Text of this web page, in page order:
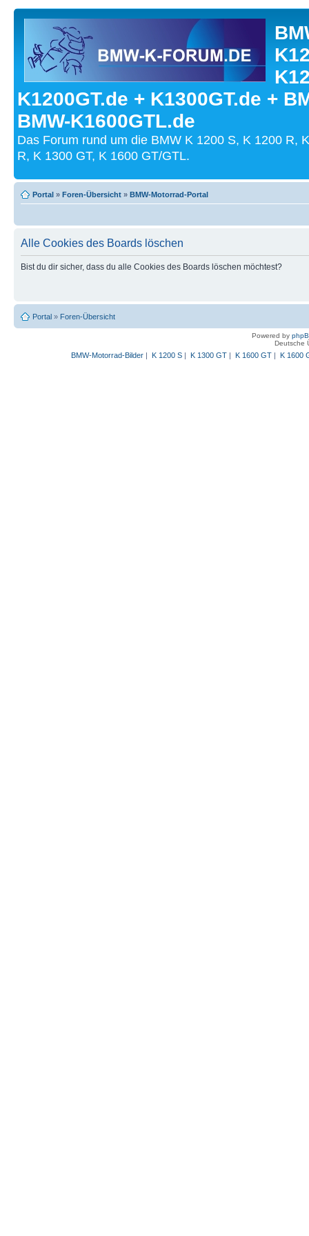
K1200GT.de + K1300GT.de +
BMW-K1600GTL.de
Das Forum rund um die BMW K 1200 S, K 1200 R,
R, K 1300 GT, K 1600 GT/GTL.
Portal » Foren-Übersicht » BMW-Motorrad-Portal
Alle Cookies des Boards löschen
Bist du dir sicher, dass du alle Cookies des Boards löschen möchtest?
Portal » Foren-Übersicht
Powered by
Deutsche
BMW-Motorrad-Bilder| K 1200 S| K 1300 GT| K 1600 GT| K 1600